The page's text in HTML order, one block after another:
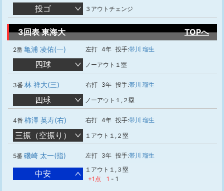
投ゴ ３アウトチェンジ
3回表 東海大 TOPへ
2番 亀浦 凌佑(一) 左打 4年 投手:帯川 瑠生
四球 ノーアウト１塁
3番 林 祥大(三) 右打 3年 投手:帯川 瑠生
四球 ノーアウト１,２塁
4番 柿澤 英寿(右) 右打 4年 投手:帯川 瑠生
三振（空振り） １アウト１,２塁
5番 磯崎 太一(指) 左打 3年 投手:帯川 瑠生
中安
１アウト１,３塁
+1点
1 - 1